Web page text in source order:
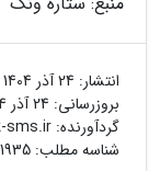
انتشار: 24 آذر 1404
بروزرسانی: 24 آذر 1404
گردآورنده: sms.ir
شناسه مطلب: 1935